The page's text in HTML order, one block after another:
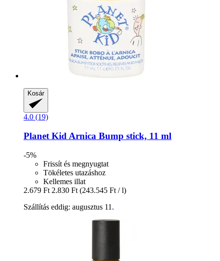
Kosár
4.0 (19)
Planet Kid Arnica Bump stick, 11 ml
-5%
Frissít és megnyugtat
Tökéletes utazáshoz
Kellemes illat
2.679 Ft 2.830 Ft (243.545 Ft / l)
Szállítás eddig: augusztus 11.